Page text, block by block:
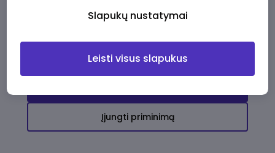
darbo pasiūlymų
Įjungti priminimą
Slapukų nustatymai
Leisti visus slapukus